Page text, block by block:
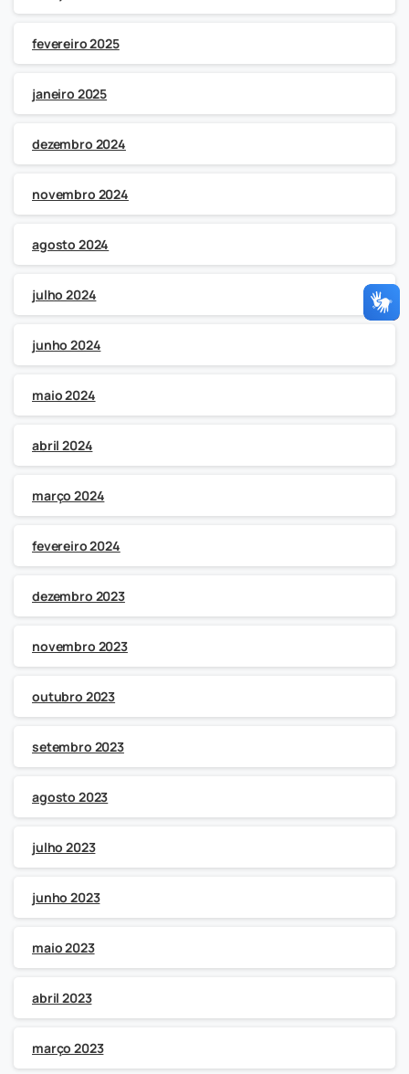
fevereiro 2025
janeiro 2025
dezembro 2024
novembro 2024
agosto 2024
julho 2024
junho 2024
maio 2024
abril 2024
março 2024
fevereiro 2024
dezembro 2023
novembro 2023
outubro 2023
setembro 2023
agosto 2023
julho 2023
junho 2023
maio 2023
abril 2023
março 2023